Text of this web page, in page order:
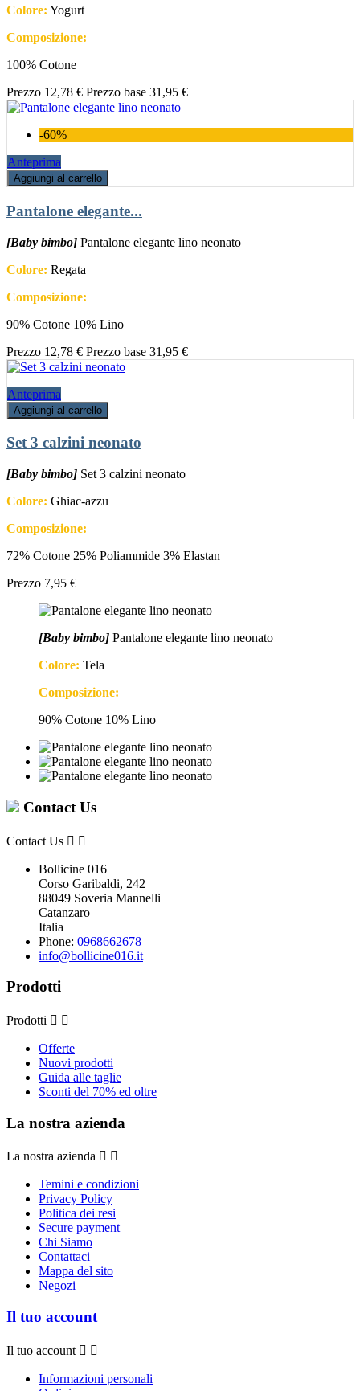
Colore: Yogurt
Composizione:
100% Cotone
Prezzo 12,78 € Prezzo base 31,95 €
-60%
Anteprima
Aggiungi al carrello
Pantalone elegante...
[Baby bimbo] Pantalone elegante lino neonato
Colore: Regata
Composizione:
90% Cotone 10% Lino
Prezzo 12,78 € Prezzo base 31,95 €
Anteprima
Aggiungi al carrello
Set 3 calzini neonato
[Baby bimbo] Set 3 calzini neonato
Colore: Ghiac-azzu
Composizione:
72% Cotone 25% Poliammide 3% Elastan
Prezzo 7,95 €
[Baby bimbo] Pantalone elegante lino neonato
Colore: Tela
Composizione:
90% Cotone 10% Lino
Contact Us
Contact Us  
Bollicine 016
Corso Garibaldi, 242
88049 Soveria Mannelli
Catanzaro
Italia
Phone: 0968662678
info@bollicine016.it
Prodotti
Prodotti  
Offerte
Nuovi prodotti
Guida alle taglie
Sconti del 70% ed oltre
La nostra azienda
La nostra azienda  
Temini e condizioni
Privacy Policy
Politica dei resi
Secure payment
Chi Siamo
Contattaci
Mappa del sito
Negozi
Il tuo account
Il tuo account  
Informazioni personali